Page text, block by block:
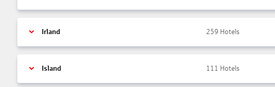
Irland 259 Hotels
Island 111 Hotels